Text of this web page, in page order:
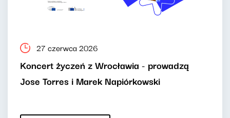
27 czerwca 2026
Koncert życzeń z Wrocławia - prowadzą
Jose Torres i Marek Napiórkowski